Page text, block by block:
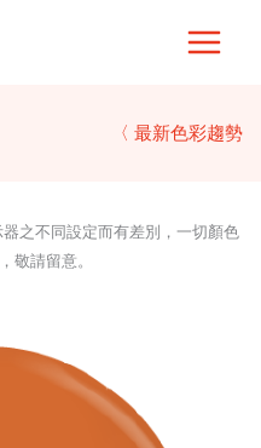
〈 最新色彩趨勢
之不同設定而有差別，一切顏色
敬請留意。